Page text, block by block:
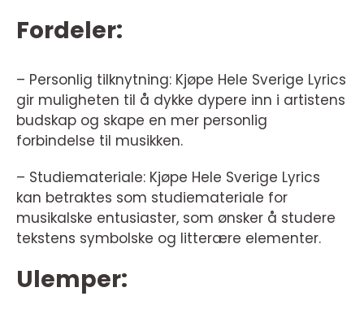
Fordeler:
– Personlig tilknytning: Kjøpe Hele Sverige Lyrics
gir muligheten til å dykke dypere inn i artistens
budskap og skape en mer personlig
forbindelse til musikken.
– Studiemateriale: Kjøpe Hele Sverige Lyrics
kan betraktes som studiemateriale for
musikalske entusiaster, som ønsker å studere
tekstens symbolske og litterære elementer.
Ulemper: